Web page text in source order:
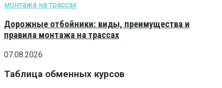
Дорожные отбойники: виды, преимущества и
правила монтажа на трассах
07.08.2026
Таблица обменных курсов